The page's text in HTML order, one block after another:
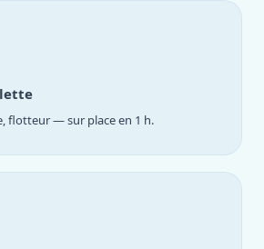
flotteur — sur place en 1 h.